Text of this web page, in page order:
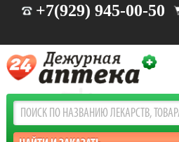
+7(929) 945-00-50